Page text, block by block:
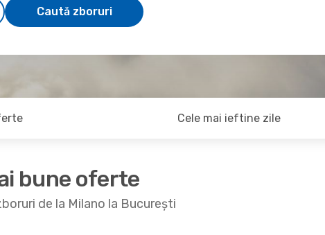
Caută zboruri
Cele mai ieftine zile
bune oferte
de la Milano la București